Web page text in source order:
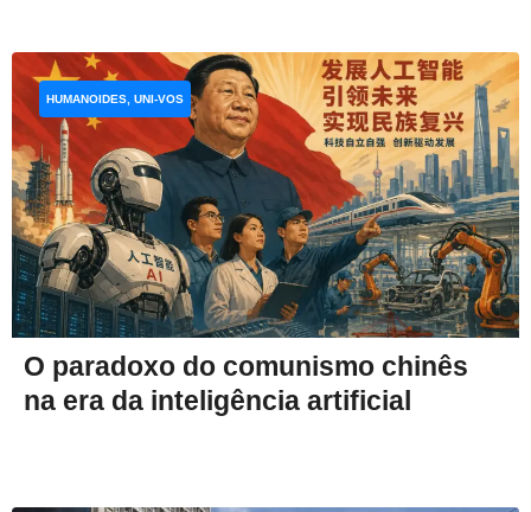
O paradoxo do comunismo chinês
na era da inteligência artificial
HUMANOIDES, UNI-VOS